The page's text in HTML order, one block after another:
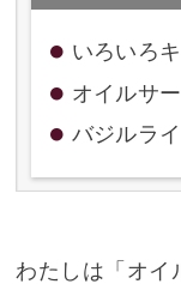
いろいろ
オイルサ
バジルラ
わたしは「オイ